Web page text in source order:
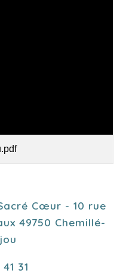
Cœur - 10 rue
49750 Chemillé-
31